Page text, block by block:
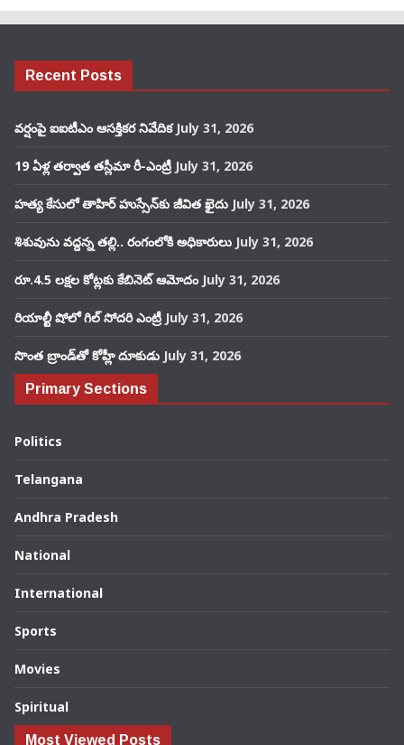
Recent Posts
వర్షంపై ఐఐటీఎం ఆసక్తికర నివేదిక July 31, 2026
19 ఏళ్ల తర్వాత తస్లీమా రీ-ఎంట్రీ July 31, 2026
హత్య కేసులో తాహిర్ హుస్సేన్‌కు జీవిత ఖైదు July 31, 2026
శిశువును వద్దన్న తల్లి.. రంగంలోకి అధికారులు July 31, 2026
రూ.4.5 లక్షల కోట్లకు కేబినెట్ ఆమోదం July 31, 2026
రియాల్టీ షోలో గిల్ సోదరి ఎంట్రీ July 31, 2026
సొంత బ్రాండ్‌తో కోహ్లీ దూకుడు July 31, 2026
Primary Sections
Politics
Telangana
Andhra Pradesh
National
International
Sports
Movies
Spiritual